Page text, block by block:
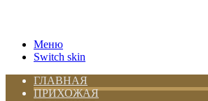
Меню
Switch skin
ГЛАВНАЯ
ПРИХОЖАЯ